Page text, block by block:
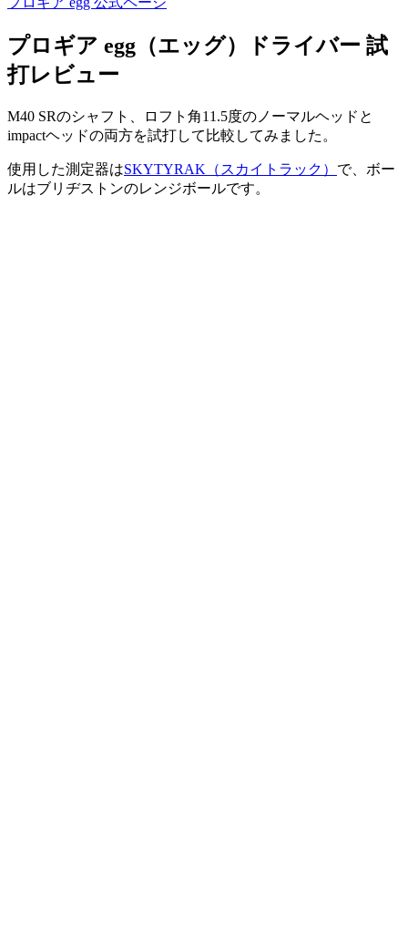
プロギア egg（エッグ）ドライバー 試
打レビュー
M40 SRのシャフト、ロフト角11.5度のノーマルヘッドと
impactヘッドの両方を試打して比較してみました。
使用した測定器はSKYTYRAK（スカイトラック） で、ボー
ルはブリヂストンのレンジボールです。